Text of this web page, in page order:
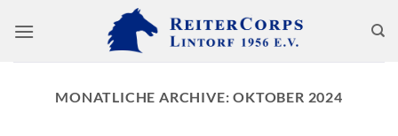
Inhalt
MONATLICHE ARCHIVE:OKTOBER 2024